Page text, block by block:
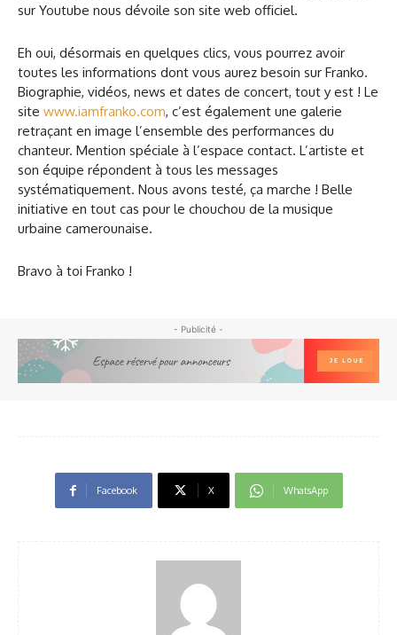
sur Youtube nous dévoile son site web officiel.
Eh oui, désormais en quelques clics, vous pourrez avoir
toutes les informations dont vous aurez besoin sur Franko.
Biographie, vidéos, news et dates de concert, tout y est ! Le
site www.iamfranko.com, c’est également une galerie
retraçant en image l’ensemble des performances du
chanteur. Mention spéciale à l’espace contact. L’artiste et
son équipe répondent à tous les messages
systématiquement. Nous avons testé, ça marche ! Belle
initiative en tout cas pour le chouchou de la musique
urbaine camerounaise.
Bravo à toi Franko !
- Publicité -
Facebook X WhatsApp